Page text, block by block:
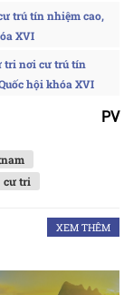
trú tín nhiệm cao,
XVI
tri nơi cư trú tín
hội khóa XVI
PV
cư tri
XEM THÊM